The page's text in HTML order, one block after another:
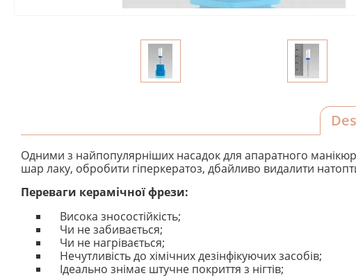
Одними з найпопулярніших насадок для апаратного
шар лаку, обробити гіперкератоз, дбайливо видалити
Переваги керамічної фрези:
Висока зносостійкість;
Чи не забивається;
Чи не нагрівається;
Нечутливість до хімічних дезінфікуючих засобів;
Ідеально знімає штучне покриття з нігтів;